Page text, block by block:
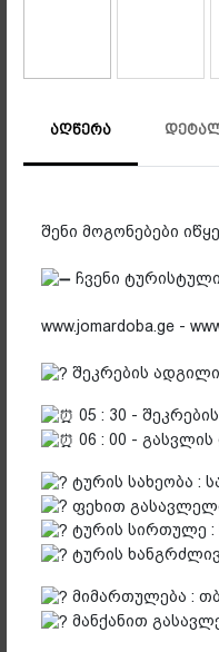
ᲐᲦᲬᲔᲠᲐ
შენი მოგონებები
ჩვენი
www.jomardoba.ge -
შეკრების
05 : 30 -
06 : 00 -
ტურის სახეობა :
ფეხით
ტურის სირთულე
ტურის
მიმართულება :
მანქანით